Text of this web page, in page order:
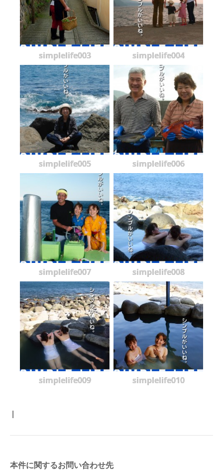
simplelife003 simplelife004
simplelife005 simplelife006
simplelife007 simplelife008
simplelife009 simplelife010
本件に関するお問い合わせ先